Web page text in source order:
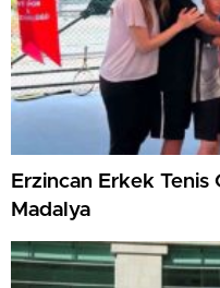
Erzincan Erkek Tenis
Madalya